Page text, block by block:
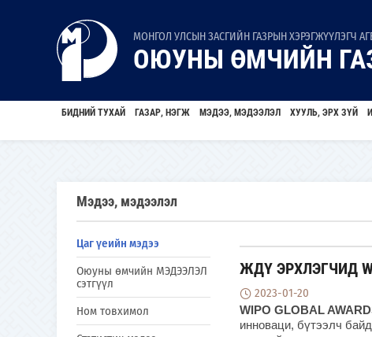
МОНГОЛ УЛСЫН ЗАСГИЙН ГАЗРЫН ХЭРЭГЖҮҮЛЭГЧ
ОЮУНЫ ӨМЧИЙН
БИДНИЙ ТУХАЙ ГАЗАР, НЭГЖ МЭДЭЭ, МЭДЭЭЛЭЛ ХУУЛЬ, ЭРХ ЗҮЙ
Мэдээ, мэдээлэл
Цаг үеийн мэдээ
Оюуны өмчийн МЭДЭЭЛЭЛ
сэтгүүл
Ном товхимол
ЖДҮ ЭРХЛЭГЧИД
2023-01-20
WIPO GLOBAL
инноваци, бүтээлч